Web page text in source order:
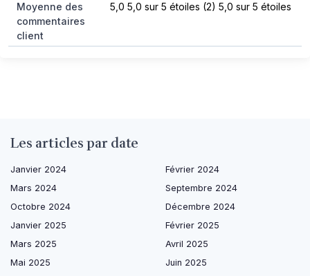
Moyenne des
commentaires
client
5,0 5,0 sur 5 étoiles (2) 5,0 sur 5 étoiles
Les articles par date
Janvier 2024
Février 2024
Mars 2024
Septembre 2024
Octobre 2024
Décembre 2024
Janvier 2025
Février 2025
Mars 2025
Avril 2025
Mai 2025
Juin 2025